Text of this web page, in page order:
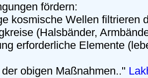
fördern:
kosmische Wellen filtrieren
(Halsbänder,
erforderliche Elemente
obigen Maßnahmen.."